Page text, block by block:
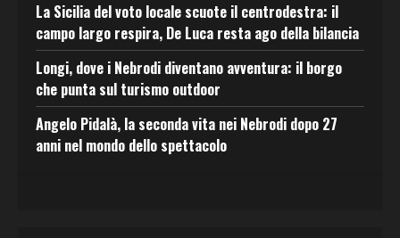
La Sicilia del voto locale scuote il centrodestra: il
campo largo respira, De Luca resta ago della bilancia
Longi, dove i Nebrodi diventano avventura: il borgo
che punta sul turismo outdoor
Angelo Pidalà, la seconda vita nei Nebrodi dopo 27
anni nel mondo dello spettacolo